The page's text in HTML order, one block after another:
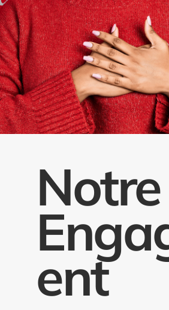
Notre
ent